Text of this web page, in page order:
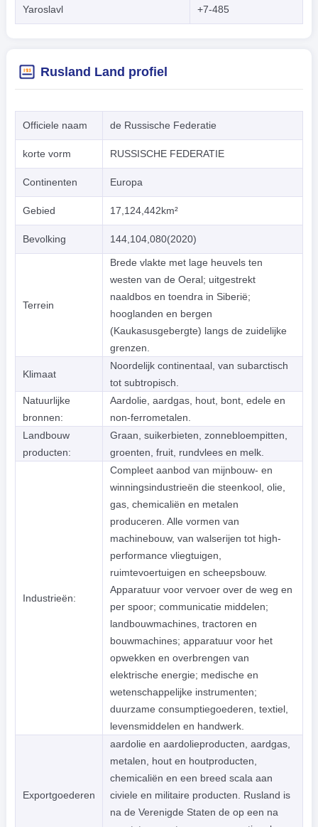
Yaroslavl +7-485
Rusland Land profiel
Officiele naam de Russische Federatie
korte vorm RUSSISCHE FEDERATIE
Continenten Europa
Gebied 17,124,442km²
Bevolking 144,104,080(2020)
Terrein
Brede vlakte met lage heuvels ten
westen van de Oeral; uitgestrekt
naaldbos en toendra in Siberië;
hooglanden en bergen
(Kaukasusgebergte) langs de zuidelijke
grenzen.
Klimaat
Noordelijk continentaal, van subarctisch
tot subtropisch.
Natuurlijke
bronnen:
Aardolie, aardgas, hout, bont, edele en
non-ferrometalen.
Landbouw
producten:
Graan, suikerbieten, zonnebloempitten,
groenten, fruit, rundvlees en melk.
Industrieën:
Compleet aanbod van mijnbouw- en
winningsindustrieën die steenkool, olie,
gas, chemicaliën en metalen
produceren. Alle vormen van
machinebouw, van walserijen tot high-
performance vliegtuigen,
ruimtevoertuigen en scheepsbouw.
Apparatuur voor vervoer over de weg en
per spoor; communicatie middelen;
landbouwmachines, tractoren en
bouwmachines; apparatuur voor het
opwekken en overbrengen van
elektrische energie; medische en
wetenschappelijke instrumenten;
duurzame consumptiegoederen, textiel,
levensmiddelen en handwerk.
Exportgoederen
aardolie en aardolieproducten, aardgas,
metalen, hout en houtproducten,
chemicaliën en een breed scala aan
civiele en militaire producten. Rusland is
na de Verenigde Staten de op een na